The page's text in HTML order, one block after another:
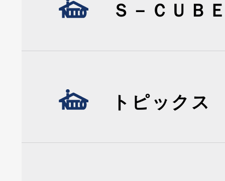
Ｓ－ＣＵＢ
トピックス